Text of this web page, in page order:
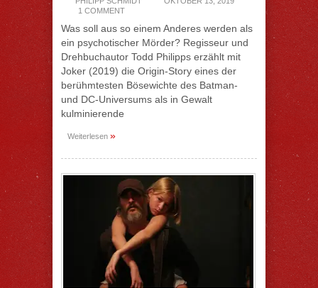
1 COMMENT
Was soll aus so einem Anderes werden als
ein psychotischer Mörder? Regisseur und
Drehbuchautor Todd Philipps erzählt mit
Joker (2019) die Origin-Story eines der
berühmtesten Bösewichte des Batman-
und DC-Universums als in Gewalt
kulminierende
Weiterlesen »